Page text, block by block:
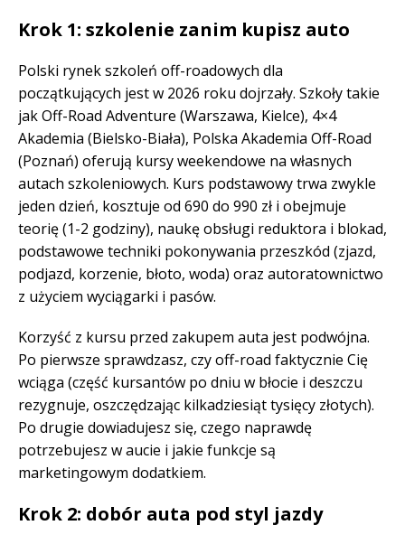
Krok 1: szkolenie zanim kupisz auto
Polski rynek szkoleń off-roadowych dla
początkujących jest w 2026 roku dojrzały. Szkoły takie
jak Off-Road Adventure (Warszawa, Kielce), 4×4
Akademia (Bielsko-Biała), Polska Akademia Off-Road
(Poznań) oferują kursy weekendowe na własnych
autach szkoleniowych. Kurs podstawowy trwa zwykle
jeden dzień, kosztuje od 690 do 990 zł i obejmuje
teorię (1-2 godziny), naukę obsługi reduktora i blokad,
podstawowe techniki pokonywania przeszkód (zjazd,
podjazd, korzenie, błoto, woda) oraz autoratownictwo
z użyciem wyciągarki i pasów.
Korzyść z kursu przed zakupem auta jest podwójna.
Po pierwsze sprawdzasz, czy off-road faktycznie Cię
wciąga (część kursantów po dniu w błocie i deszczu
rezygnuje, oszczędzając kilkadziesiąt tysięcy złotych).
Po drugie dowiadujesz się, czego naprawdę
potrzebujesz w aucie i jakie funkcje są
marketingowym dodatkiem.
Krok 2: dobór auta pod styl jazdy